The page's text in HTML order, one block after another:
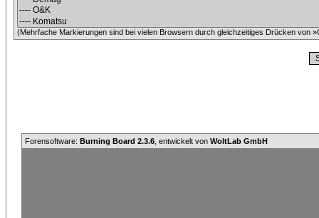
(Mehrfache Markierungen sind bei vielen Browsern durch gleichzeitiges Drücken von
Forensoftware: Burning Board 2.3.6 , entwickelt von WoltLab GmbH